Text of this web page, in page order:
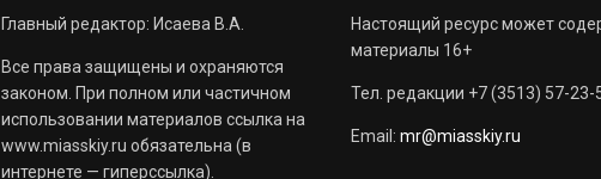
Главный редактор: Исаева В.А.
Все права защищены и охраняются
законом. При полном или частичном
использовании материалов ссылка на
www.miasskiy.ru обязательна (в
интернете — гиперссылка).
Настоящий ресурс может
материалы 16+
Тел. редакции +7 (3513) 57-23-
Email: mr@miasskiy.ru